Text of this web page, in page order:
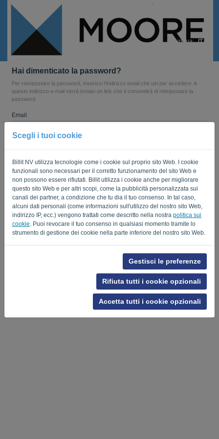
Scegli i tuoi cookie
Billit NV utilizza tecnologie come i cookie sul proprio sito Web. I cookie
funzionali sono necessari per il corretto funzionamento del sito Web e
non possono essere rifiutati. Billit utilizza i cookie anche per migliorare
questo sito Web e per altri scopi, come la pubblicità personalizzata sui
canali dei partner, a condizione che tu dia il tuo consenso. In tal caso,
alcuni dati personali (come informazioni sull'utilizzo del nostro sito Web,
indirizzo IP, ecc.) vengono trattati come descritto nella nostra politica sui
cookie . Puoi revocare il tuo consenso in qualsiasi momento tramite lo
strumento di gestione dei cookie nella parte inferiore del nostro sito Web.
Gestisci le preferenze
Rifiuta tutti i cookie opzionali
Accetta tutti i cookie opzionali
Lingua: IT
Hai dimenticato la password?
Per reimpostare la password, inserisci l'indirizzo email che usi per accedere. A
questo indirizzo e-mail verrà inviato un link che ti consentirà di reimpostare la
password.
Email
Non sei un computer? Compila ' '.
INVIA LINK
Torna al login
Privacy Policy-Terms of Service.